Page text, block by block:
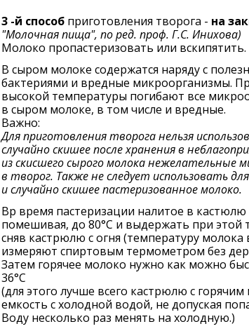
3 -й способприготовления творога - на
"Молочная пища", по ред. проф. Г.С. Инихова)
Молоко пропастеризовать или вскипятить.
В сыром молоке содержатся наряду с
бактериями и вредные микроорганизмы.
высокой температуры погибают все
в сыром молоке, в том числе и вредные.
Важно:
Для приготовления творога нельзя
случайно скишее после хранения в
из скисшего сырого молока нежелательные
в творог. Также не следует использовать
и случайно скишее пастеризованное молоко.
Вр время пастеризации налитое в
помешивая, до 80°С и выдержать при этой
сняв кастрюлю с огня (температуру
измеряют спиртовым термометром без
Затем горячее молоко нужно как можно
36°С
(для этого лучше всего кастрюлю с
емкость с холодной водой, не допуская
Воду несколько раз менять на холодную.)